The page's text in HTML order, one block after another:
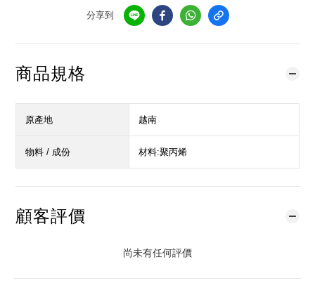
分享到
商品規格
原產地 越南
物料 / 成份 材料:聚丙烯
顧客評價
尚未有任何評價